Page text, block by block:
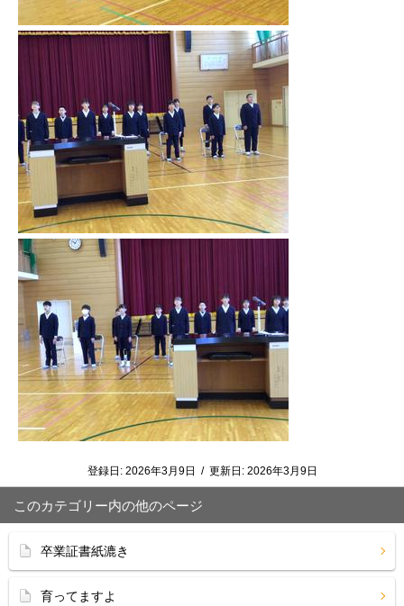
登録日: 2026年3月9日 / 更新日: 2026年3月9日
このカテゴリー内の他のページ
卒業証書紙漉き
育ってますよ